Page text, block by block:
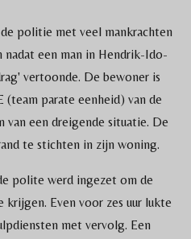
politie met veel mankrachten
een man in Hendrik-Ido-
vertoonde. De bewoner is
(team parate eenheid) van de
een dreigende situatie. De
te stichten in zijn woning.
polite werd ingezet om de
Even voor zes uur lukte
met vervolg. Een